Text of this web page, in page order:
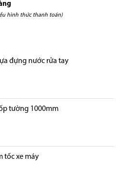
hình thức thanh toán)
đựng nước rửa tay
tường 1000mm
tốc xe máy